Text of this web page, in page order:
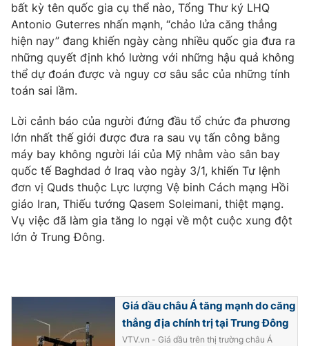
Góc doanh nghiệp
Truyền hình
Phim VTV
Hậu trường
Nhân vật
Khán giả
Giải sao mai
Giải trí
Điện ảnh
Sao
Đời sống
Du lịch
Làm đẹp
Chất lượng cuộc sống
Giáo dục
Tuyển sinh
Học trực tuyến
Công nghệ
Hitech Công nghệ tương lai
Sản phẩm
Giao lưu trực tuyến
Emagazine Podcast
bất kỳ tên quốc gia cụ thể nào, Tổng Thư ký LHQ
Antonio Guterres nhấn mạnh, “chảo lửa căng thẳng
hiện nay” đang khiến ngày càng nhiều quốc gia đưa ra
những quyết định khó lường với những hậu quả không
thể dự đoán được và nguy cơ sâu sắc của những tính
toán sai lầm.
Lời cảnh báo của người đứng đầu tổ chức đa phương
lớn nhất thế giới được đưa ra sau vụ tấn công bằng
máy bay không người lái của Mỹ nhằm vào sân bay
quốc tế Baghdad ở Iraq vào ngày 3/1, khiến Tư lệnh
đơn vị Quds thuộc Lực lượng Vệ binh Cách mạng Hồi
giáo Iran, Thiếu tướng Qasem Soleimani, thiệt mạng.
Vụ việc đã làm gia tăng lo ngại về một cuộc xung đột
lớn ở Trung Đông.
Giá dầu châu Á tăng mạnh do căng
thẳng địa chính trị tại Trung Đông
VTV.vn - Giá dầu trên thị trường châu Á